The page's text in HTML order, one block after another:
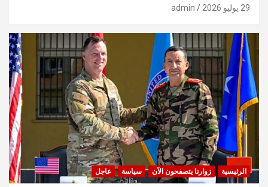
29 يوليو 2026 admin
الرئيسية زوارنا يتصفحون الآن سياسة عاجل